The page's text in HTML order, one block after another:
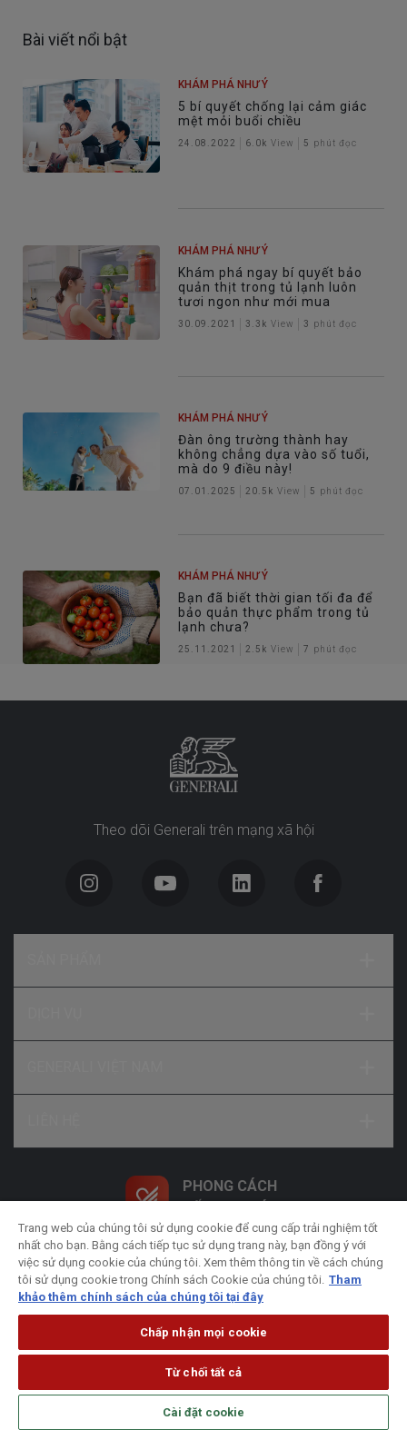
Bài viết nổi bật
KHÁM PHÁ NHƯ Ý
5 bí quyết chống lại cảm giác
mệt mỏi buổi chiều
24.08.2022 6.0k View 5 phút đọc
KHÁM PHÁ NHƯ Ý
Khám phá ngay bí quyết bảo
quản thịt trong tủ lạnh luôn
tươi ngon như mới mua
30.09.2021 3.3k View 3 phút đọc
KHÁM PHÁ NHƯ Ý
Đàn ông trường thành hay
không chẳng dựa vào số tuổi,
mà do 9 điều này!
07.01.2025 20.5k View 5 phút đọc
KHÁM PHÁ NHƯ Ý
Bạn đã biết thời gian tối đa để
bảo quản thực phẩm trong tủ
lạnh chưa?
25.11.2021 2.5k View 7 phút đọc
Theo dõi Generali trên mạng xã hội
PHONG CÁCH
Chính sách xử lý dữ liệu cá nhân
Chính sách bảo
Chính sách Cookie Pháp lý
© Bản quyền thuộc về Công ty Bảo hiểm Nhân thọ Generali
Việt Nam
Trang web của chúng tôi sử dụng cookie để cung cấp trải nghiệm tốt
nhất cho bạn. Bằng cách tiếp tục sử dụng trang này, bạn đồng ý với
việc sử dụng cookie của chúng tôi. Xem thêm thông tin về cách chúng
tôi sử dụng cookie trong Chính sách Cookie của chúng tôi. Tham
khảo thêm chính sách của chúng tôi tại đây
Chấp nhận mọi cookie
Từ chối tất cả
Cài đặt cookie